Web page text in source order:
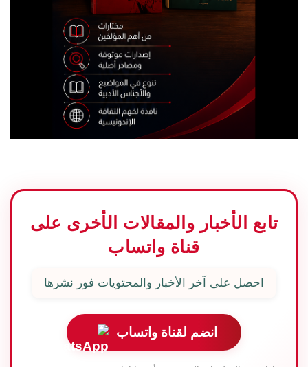
تابع الأخبار والمقالات الأخرى على
قناة واتساب
احصل على آخر الأخبار والمحتويات فور نشرها
انضم لقناة واتساب